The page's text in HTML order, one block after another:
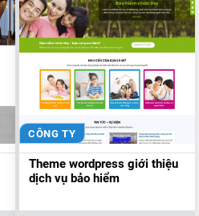
CÔNG TY
Theme wordpress giới thiệu
dịch vụ bảo hiểm